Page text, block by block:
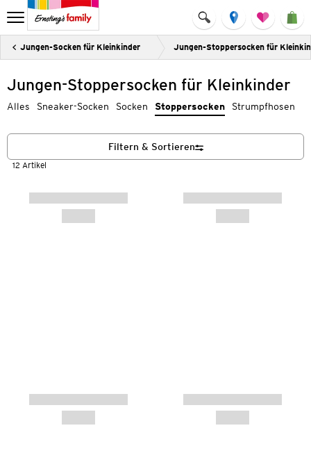
Jungen-Socken für Kleinkinder Jungen-Stoppersocken für
Jungen-Stoppersocken für Kleinkinder
Alles Sneaker-Socken Socken Stoppersocken Strumpfhosen
12 Artikel
Filtern & Sortieren